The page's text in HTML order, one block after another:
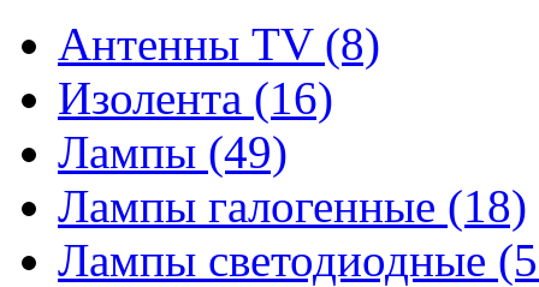
Антенны TV (8)
Изолента (16)
Лампы (49)
Лампы галогенные (18)
Лампы светодиодные